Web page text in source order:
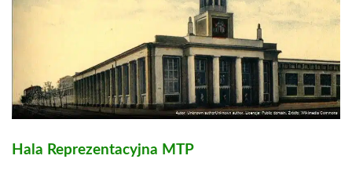
Hala Reprezentacyjna MTP